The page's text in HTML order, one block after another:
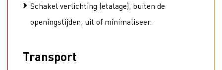
Schakel verlichting (etalage), buiten de
openingstijden, uit of minimaliseer.
Transport